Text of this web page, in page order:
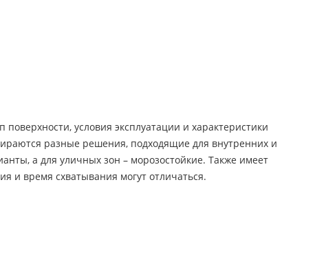
условия эксплуатации и характеристики
разные решения, подходящие для внутренних и
а для уличных зон – морозостойкие. Также имеет
и время схватывания могут отличаться.